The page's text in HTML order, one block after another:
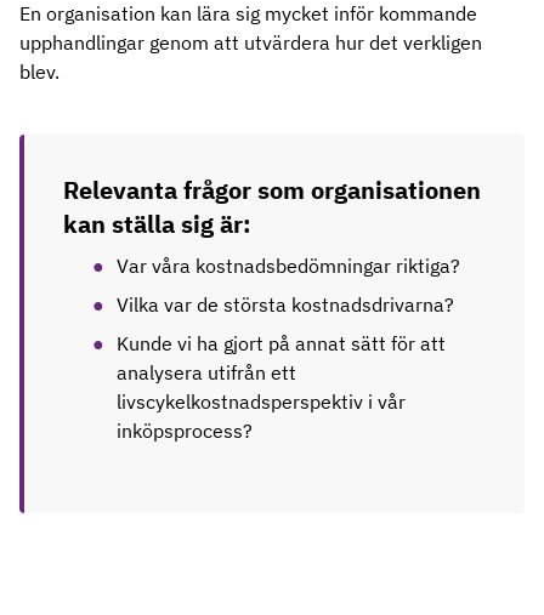
En organisation kan lära sig mycket inför kommande
upphandlingar genom att utvärdera hur det verkligen
blev.
Relevanta frågor som organisationen
kan ställa sig är:
Var våra kostnadsbedömningar riktiga?
Vilka var de största kostnadsdrivarna?
Kunde vi ha gjort på annat sätt för att
analysera utifrån ett
livscykelkostnadsperspektiv i vår
inköpsprocess?